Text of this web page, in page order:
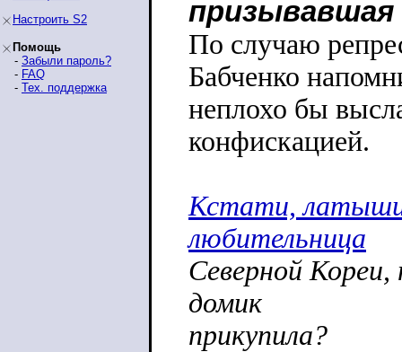
Настроить S2
Помощь
- Забыли пароль?
- FAQ
- Тех. поддержка
призывавшая
По случаю
Бабченко
неплохо бы
конфискацией.
Кстати,
любительница
Северной
домик
прикупила?